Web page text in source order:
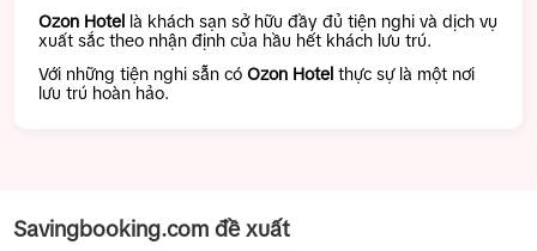
Ozon Hotel
là khách sạn sở hữu đầy đủ tiện nghi và dịch vụ
xuất sắc theo nhận định của hầu hết khách lưu trú.
Với những tiện nghi sẵn có Ozon Hotel thực sự là một nơi
lưu trú hoàn hảo.
Savingbooking.com đề xuất